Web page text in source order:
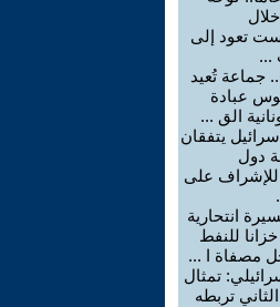
تعود إلى
...
جماعة تُعيد
عبادة
الق ...
يتفقان
دول
على
انتحارية
للنفط
مصفاة ا ...
تمثال
تربطه